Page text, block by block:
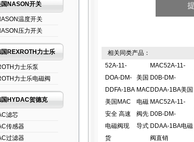
国NASON开关
温度开关
压力开关
REXROTH力士乐
力士乐泵
力士乐电磁阀
国HYDAC贺德克
滤芯
传感器
过滤器
相关同类产品：
52A-11-
DOA-DM-
DDFA-1BA
美国MAC
安全 高速
电磁阀现
货
美国
MAC
电磁
阀先
导式
MAC52A-11-
D0B-DM-
DDAA-1BA美国
MAC52A-11-
D0B-DM-
DDAA-1BA电磁
阀直销